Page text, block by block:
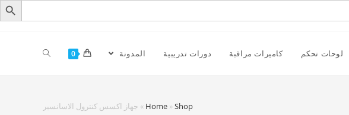
لوحات تحكم كاميرات مراقبة دورات تدريبية المدونة 0
Home »Shop
» جهاز اكسس كنترول الاسانسير